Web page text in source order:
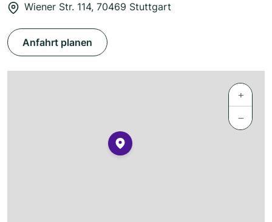
Wiener Str. 114, 70469 Stuttgart
Anfahrt planen
+
−